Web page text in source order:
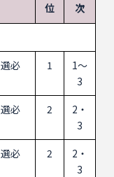
位
次
選必 1
1～
3
選必 2
2・
3
選必 2
2・
3